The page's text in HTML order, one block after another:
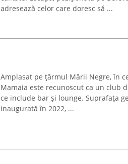
adresează celor care doresc să ...
Amplasat pe țărmul Mării Negre, în
Mamaia este recunoscut ca un club
ce include bar și lounge. Suprafața
inaugurată în 2022, ...